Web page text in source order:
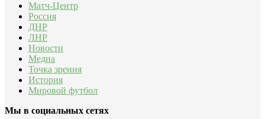
Матч-Центр
Россия
ДНР
ЛНР
Новости
Медиа
Точка зрения
История
Мировой футбол
Мы в социальных сетях